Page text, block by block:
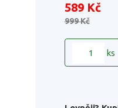
589 Kč
999 Kč
ks